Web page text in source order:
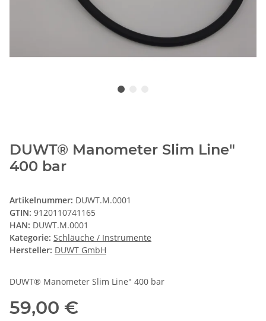
DUWT® Manometer Slim Line"
400 bar
Artikelnummer: DUWT.M.0001
GTIN: 9120110741165
HAN: DUWT.M.0001
Kategorie: Schläuche / Instrumente
Hersteller: DUWT GmbH
DUWT® Manometer Slim Line" 400 bar
59,00 €